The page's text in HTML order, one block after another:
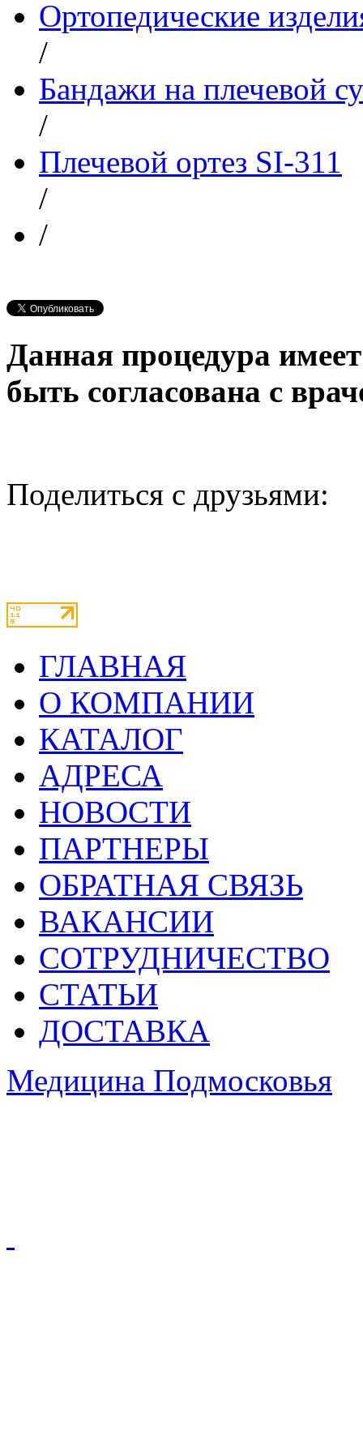
Ортопедические
/
Бандажи на плечевой
/
Плечевой ортез SI-311
/
/
Данная процедура
быть согласована с
Поделиться с друзьями:
ГЛАВНАЯ
О КОМПАНИИ
КАТАЛОГ
АДРЕСА
НОВОСТИ
ПАРТНЕРЫ
ОБРАТНАЯ СВЯЗЬ
ВАКАНСИИ
СОТРУДНИЧЕСТВО
СТАТЬИ
ДОСТАВКА
Медицина Подмосковья